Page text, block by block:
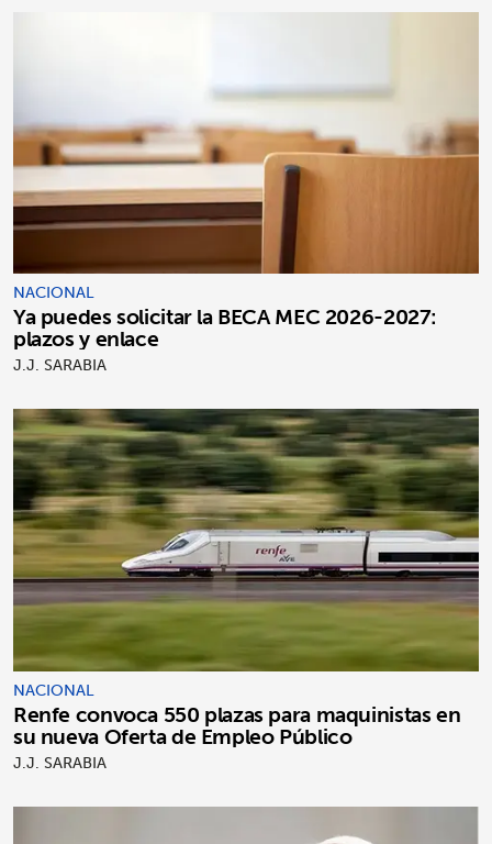
NACIONAL
Ya puedes solicitar la BECA MEC 2026-2027:
plazos y enlace
J.J. SARABIA
NACIONAL
Renfe convoca 550 plazas para maquinistas en
su nueva Oferta de Empleo Público
J.J. SARABIA